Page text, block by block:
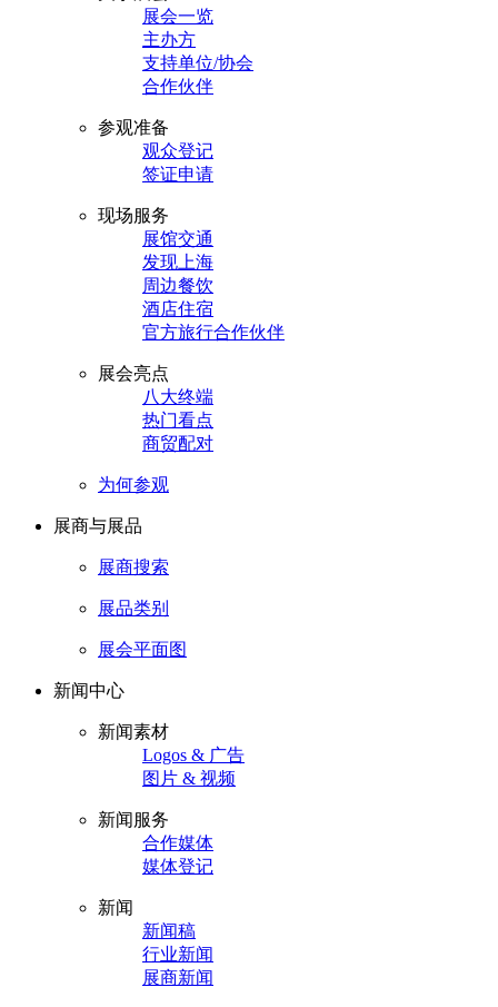
展会一览
主办方
支持单位/协会
合作伙伴
参观准备
观众登记
签证申请
现场服务
展馆交通
发现上海
周边餐饮
酒店住宿
官方旅行合作伙伴
展会亮点
八大终端
热门看点
商贸配对
为何参观
展商与展品
展商搜索
展品类别
展会平面图
新闻中心
新闻素材
Logos & 广告
图片 & 视频
新闻服务
合作媒体
媒体登记
新闻
新闻稿
行业新闻
展商新闻